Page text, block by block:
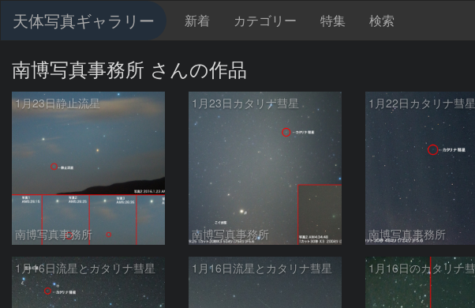
天体写真ギャラリー 新着 カテゴリー 特集 検索
南博写真事務所 さんの作品
1月23日静止流星
南博写真事務所
1月23日カタリナ彗星
南博写真事務所
1月22日カタリナ彗星
南博写真事務所
1月16日流星とカタリナ彗星 1月16日流星とカタリナ彗星